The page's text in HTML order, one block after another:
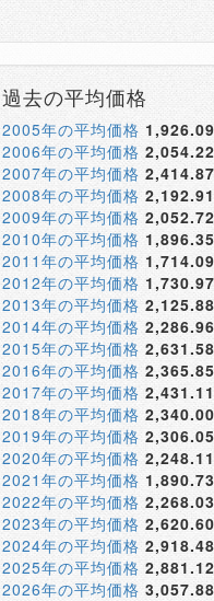
過去の平均価格
2005年の平均価格 1,926.09
2006年の平均価格 2,054.22
2007年の平均価格 2,414.87
2008年の平均価格 2,192.91
2009年の平均価格 2,052.72
2010年の平均価格 1,896.35
2011年の平均価格 1,714.09
2012年の平均価格 1,730.97
2013年の平均価格 2,125.88
2014年の平均価格 2,286.96
2015年の平均価格 2,631.58
2016年の平均価格 2,365.85
2017年の平均価格 2,431.11
2018年の平均価格 2,340.00
2019年の平均価格 2,306.05
2020年の平均価格 2,248.11
2021年の平均価格 1,890.73
2022年の平均価格 2,268.03
2023年の平均価格 2,620.60
2024年の平均価格 2,918.48
2025年の平均価格 2,881.12
2026年の平均価格 3,057.88